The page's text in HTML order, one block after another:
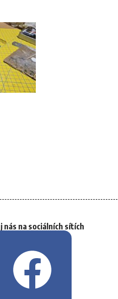
nás na sociálních sítích